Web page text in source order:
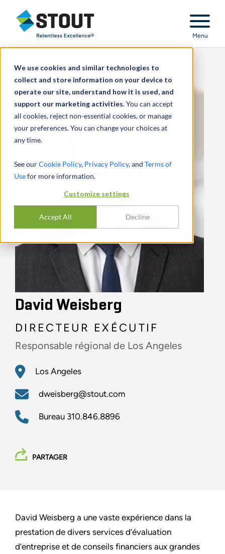
We use cookies and similar technologies to
collect and store information on your device to
operate our site, understand how it is used, and
support our marketing activities.You can accept
all cookies, reject non-essential cookies, or manage
your preferences. You can change your choices at
any time.
See ourCookie Policy, Privacy Policy, and Terms of
Usefor more information.
Customize settings
Accept All Decline
Stout Relentless Excellence
Menu
David Weisberg
DIRECTEUR EXÉCUTIF
Responsable régional de Los Angeles
Los Angeles
dweisberg@stout.com
Bureau 310.846.8896
PARTAGER
David Weisberg a une vaste expérience dans la
prestation de divers services d’évaluation
d’entreprise et de conseils financiers aux grandes